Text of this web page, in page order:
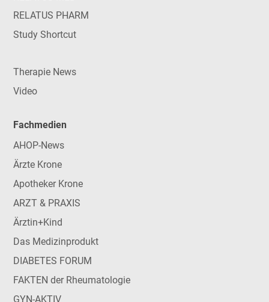
RELATUS PHARM
Study Shortcut
Therapie News
Video
Fachmedien
AHOP-News
Ärzte Krone
Apotheker Krone
ARZT & PRAXIS
Ärztin+Kind
Das Medizinprodukt
DIABETES FORUM
FAKTEN der Rheumatologie
GYN-AKTIV